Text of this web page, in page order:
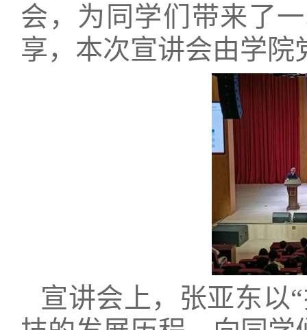
会，为同学们带来了
享，本次宣讲会由学
宣讲会上，张亚东以